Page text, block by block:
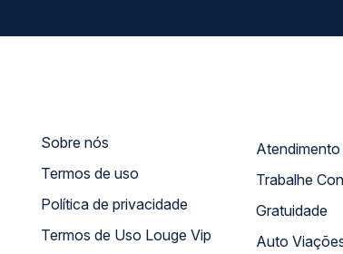
Sobre nós
Termos de uso
Política de privacidade
Termos de Uso Louge Vip
Trabalhe
Gratuidade
Auto